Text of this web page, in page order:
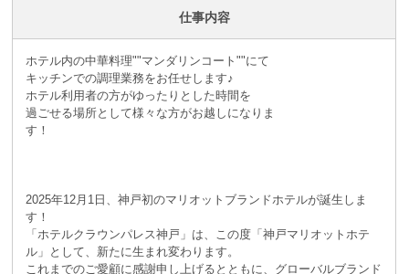
仕事内容
ホテル内の中華料理""マンダリンコート""にて
キッチンでの調理業務をお任せします♪
ホテル利用者の方がゆったりとした時間を
過ごせる場所として様々な方がお越しになりま
す！
2025年12月1日、神戸初のマリオットブランドホテルが誕生しま
す！
「ホテルクラウンパレス神戸」は、この度「神戸マリオットホテ
ル」として、新たに生まれ変わります。
これまでのご愛顧に感謝申し上げるとともに、グローバルブランド